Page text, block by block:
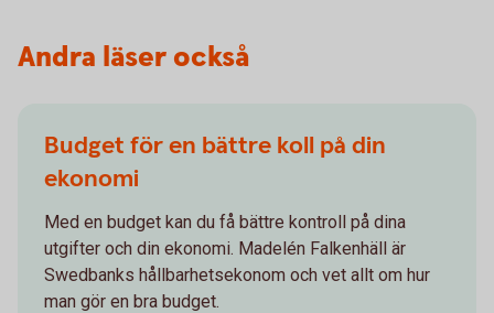
Andra läser också
Budget för en bättre koll på din
ekonomi
Med en budget kan du få bättre kontroll på dina
utgifter och din ekonomi. Madelén Falkenhäll är
Swedbanks hållbarhetsekonom och vet allt om hur
man gör en bra budget.